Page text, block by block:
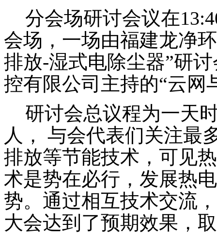
分会场研讨会议在
会场，一场由福建龙净
排放-湿式电除尘器”研
控有限公司主持的“云网
研讨会总议程为一天
人， 与会代表们关注最
排放等节能技术，可见
术是势在必行，发展热
势。 通过相互技术交流
大会达到了预期效果，